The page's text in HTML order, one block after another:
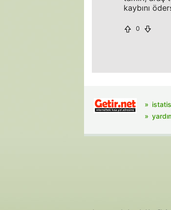
kaybını
0